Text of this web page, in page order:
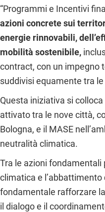
“Programmi e Incentivi
azioni concrete sui
energie rinnovabili,
mobilità sostenibile,
contract, con un impegno
suddivisi equamente tra
Questa iniziativa si
attivato tra le nove città,
Bologna, e il MASE
neutralità climatica.
Tra le azioni fondamentali
climatica e
fondamentale rafforzare la
il dialogo e il